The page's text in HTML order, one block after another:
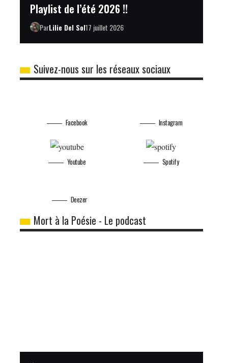
Playlist de l’été 2026 !!
ParLilie Del Sol17 juillet 2026
Suivez-nous sur les réseaux sociaux
Facebook
Youtube
Instagram
Spotify
Deezer
Mort à la Poésie - Le podcast